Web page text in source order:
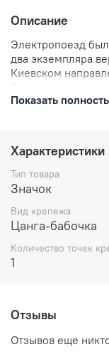
Описание
Электропоезд
два экземпляра
Киевском
было построено 6
3.0 появились в
Дизайн значка
реального
цанга-
Показать
Характеристики
Тип товара
Значок
Вид крепежа
Цанга-бабочка
Количество точек
1
Отзывы
Отзывов еще